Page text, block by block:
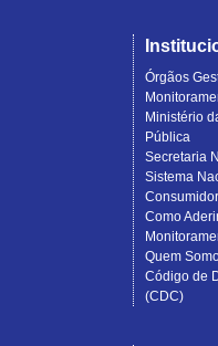
Órgãos
Ministério
Pública
Secretaria
Sistema
Consumidor
Como
Quem
Código de
(CDC)